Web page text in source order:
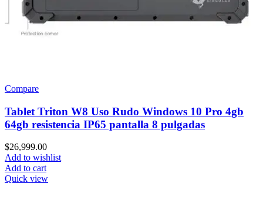
Compare
Tablet Triton W8 Uso Rudo Windows 10 Pro 4gb
64gb resistencia IP65 pantalla 8 pulgadas
$26,999.00
Add to wishlist
Add to cart
Quick view